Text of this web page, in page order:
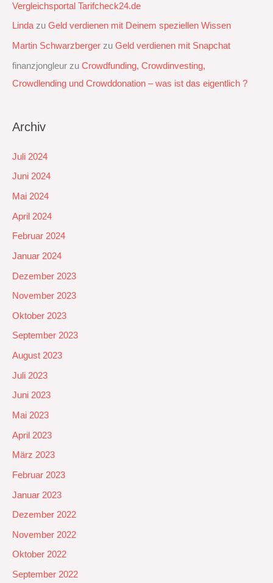
Vergleichsportal Tarifcheck24.de
Lindazu Geld verdienen mit Deinem speziellen Wissen
Martin Schwarzberger zu Geld verdienen mit Snapchat‭
finanzjongleur zu Crowdfunding, Crowdinvesting,
Crowdlending und Crowddonation – was ist das eigentlich ?
Archiv
Juli 2024
Juni 2024
Mai 2024
April 2024
Februar 2024
Januar 2024
Dezember 2023
November 2023
Oktober 2023
September 2023
August 2023
Juli 2023
Juni 2023
Mai 2023
April 2023
März 2023
Februar 2023
Januar 2023
Dezember 2022
November 2022
Oktober 2022
September 2022